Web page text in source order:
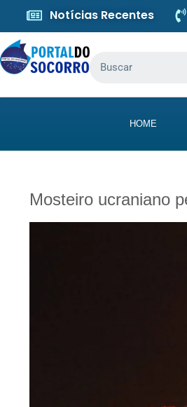
Notícias Recentes
HOME
Mosteiro ucraniano